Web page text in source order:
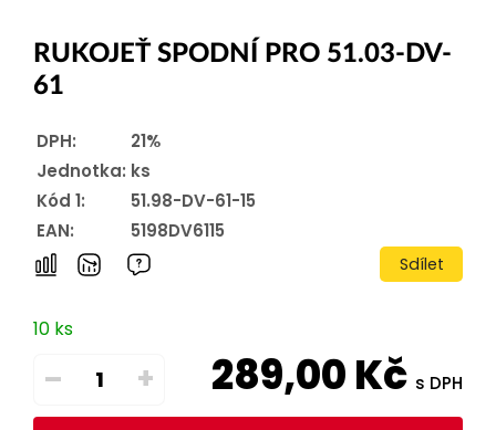
RUKOJEŤ SPODNÍ PRO 51.03-DV-
61
DPH:
21%
Jednotka: ks
Kód 1:
51.98-DV-61-15
EAN:
5198DV6115
Sdílet
10 ks
– + 289,00Kč s DPH